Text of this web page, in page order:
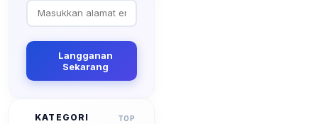
Langganan
Sekarang
KATEGORI
TOP